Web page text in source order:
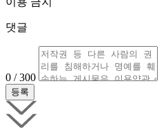
댓글
0 / 300